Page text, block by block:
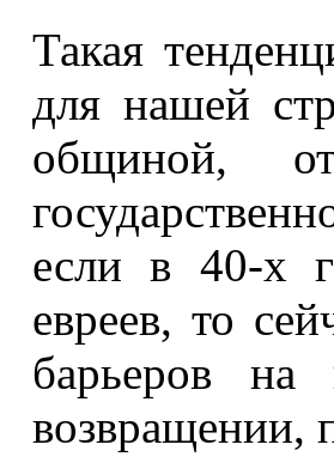
Такая
для нашей
общиной,
если в 40-х
евреев, то
барьеров
возвращении,